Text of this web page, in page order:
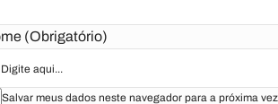
(Obrigatório)
Salvar meus dados neste navegador para a próxima